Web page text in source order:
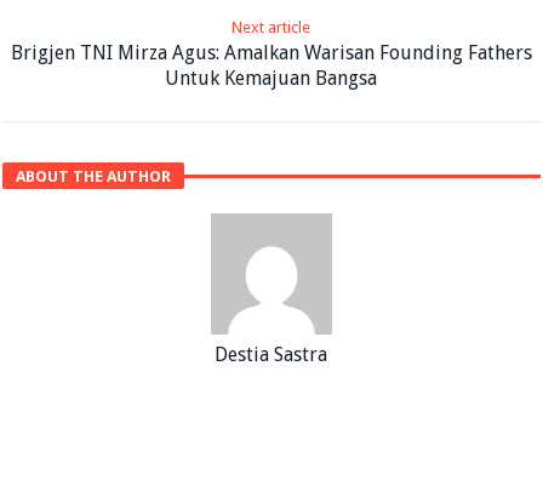
Next article
Brigjen TNI Mirza Agus: Amalkan Warisan Founding Fathers
Untuk Kemajuan Bangsa
ABOUT THE AUTHOR
Destia Sastra